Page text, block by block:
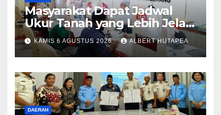
Masyarakat Dapat Jadwal
Ukur Tanah yang Lebih Jelas
Berkat Layanan Pengukuran
Terjadwal
KAMIS 6 AGUSTUS 2026 ALBERT HUTAPEA
DAERAH